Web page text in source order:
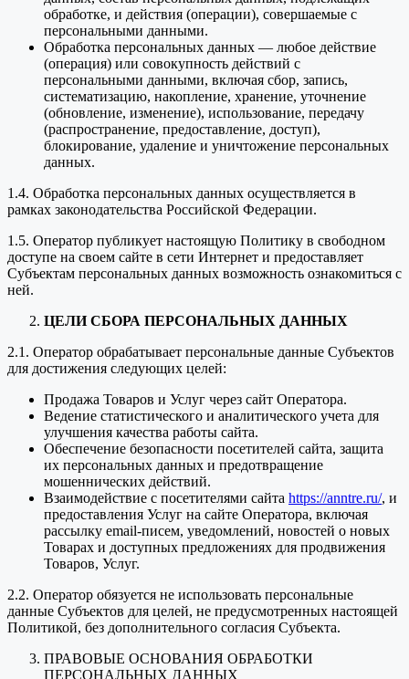
обработке, и действия (операции), совершаемые с
персональными данными.
Обработка персональных данных — любое действие
(операция) или совокупность действий с
персональными данными, включая сбор, запись,
систематизацию, накопление, хранение, уточнение
(обновление, изменение), использование, передачу
(распространение, предоставление, доступ),
блокирование, удаление и уничтожение персональных
данных.
1.4. Обработка персональных данных осуществляется в
рамках законодательства Российской Федерации.
1.5. Оператор публикует настоящую Политику в свободном
доступе на своем сайте в сети Интернет и предоставляет
Субъектам персональных данных возможность ознакомиться с
ней.
ЦЕЛИ СБОРА ПЕРСОНАЛЬНЫХ ДАННЫХ
2.1. Оператор обрабатывает персональные данные Субъектов
для достижения следующих целей:
Продажа Товаров и Услуг через сайт Оператора.
Ведение статистического и аналитического учета для
улучшения качества работы сайта.
Обеспечение безопасности посетителей сайта, защита
их персональных данных и предотвращение
мошеннических действий.
Взаимодействие с посетителями сайта https://anntre.ru/, и
предоставления Услуг на сайте Оператора, включая
рассылку email-писем, уведомлений, новостей о новых
Товарах и доступных предложениях для продвижения
Товаров, Услуг.
2.2. Оператор обязуется не использовать персональные
данные Субъектов для целей, не предусмотренных настоящей
Политикой, без дополнительного согласия Субъекта.
ПРАВОВЫЕ ОСНОВАНИЯ ОБРАБОТКИ
ПЕРСОНАЛЬНЫХ ДАННЫХ